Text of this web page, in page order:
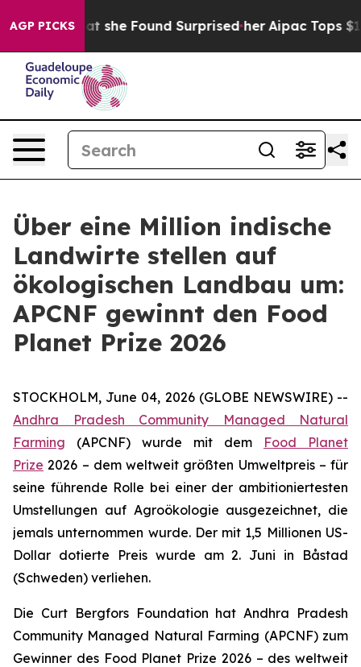
AGP PICKS
What she Found Surprised her Aipac Tops $100
Über eine Million indische
Landwirte stellen auf
ökologischen Landbau um:
APCNF gewinnt den Food
Planet Prize 2026
STOCKHOLM, June 04, 2026 (GLOBE NEWSWIRE) --
Andhra Pradesh Community Managed Natural
Farming (APCNF) wurde mit dem Food Planet
Prize 2026 – dem weltweit größten Umweltpreis – für
seine führende Rolle bei einer der ambitioniertesten
Umstellungen auf Agroökologie ausgezeichnet, die
jemals unternommen wurde. Der mit 1,5 Millionen US-
Dollar dotierte Preis wurde am 2. Juni in Båstad
(Schweden) verliehen.
Die Curt Bergfors Foundation hat Andhra Pradesh
Community Managed Natural Farming (APCNF) zum
Gewinner des Food Planet Prize 2026 – des weltweit